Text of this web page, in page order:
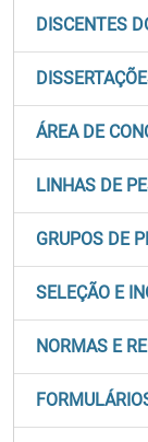
DISCENTES
ÁREA DE
LINHAS DE
GRUPOS DE
SELEÇÃO E
NORMAS E